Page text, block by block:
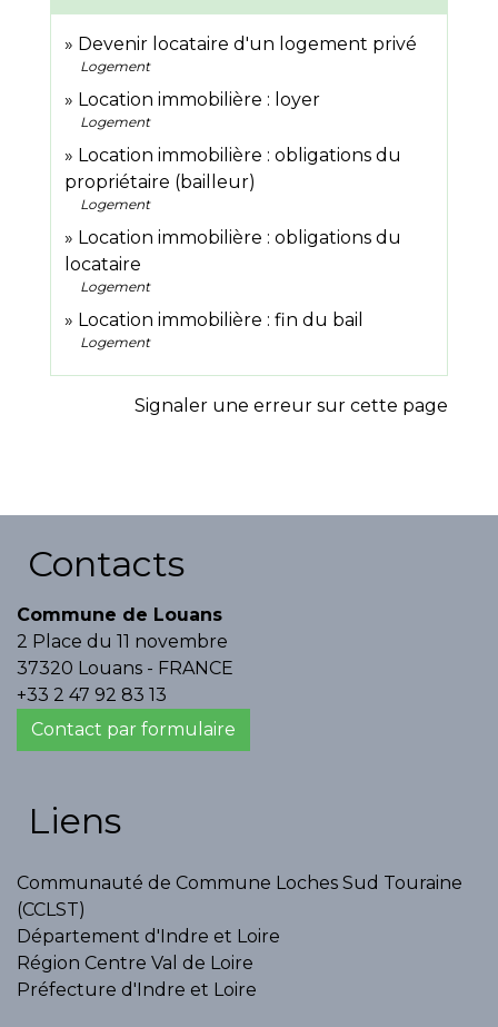
Devenir locataire d'un logement privé
Logement
Location immobilière : loyer
Logement
Location immobilière : obligations du
propriétaire (bailleur)
Logement
Location immobilière : obligations du
locataire
Logement
Location immobilière : fin du bail
Logement
Signaler une erreur sur cette page
Contacts
Commune de Louans
2 Place du 11 novembre
37320 Louans - FRANCE
+33 2 47 92 83 13
Contact par formulaire
Liens
Communauté de Commune Loches Sud Touraine
(CCLST)
Département d'Indre et Loire
Région Centre Val de Loire
Préfecture d'Indre et Loire